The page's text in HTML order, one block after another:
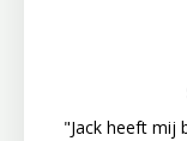
"Jack heeft mij